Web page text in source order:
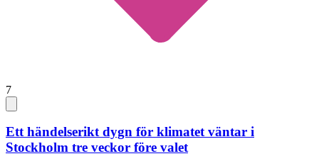
7
Ett händelserikt dygn för klimatet väntar i
Stockholm tre veckor före valet